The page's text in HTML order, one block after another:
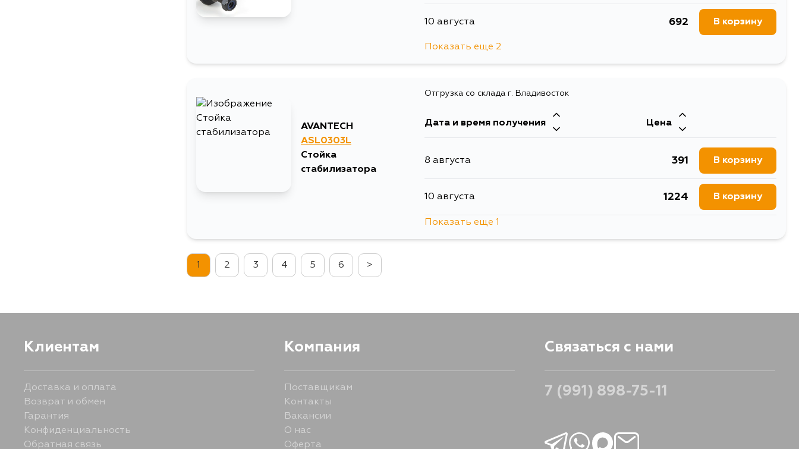
12 августа 1396 В корзину
14 августа 1541 В корзину
4 сентября
10 августа 692 В корзину
12 августа
Показать еще 2
AVANTECH
ASL0303L
Стойка
стабилизатора
Отгрузка со склада г. Владивосток
Дата и время получения Цена
8 августа 391 В корзину
10 августа 1224 В корзину
Показать еще 1
1 2 3 4 5 6 >
Клиентам
Доставка и оплата
Возврат и обмен
Гарантия
Конфиденциальность
Обратная связь
Компания
Поставщикам
Контакты
Вакансии
О нас
Оферта
Связаться с нами
7 (991) 898-75-11